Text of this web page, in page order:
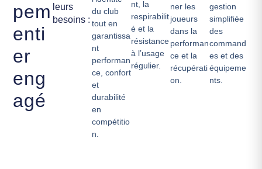
pem
enti
er
eng
agé
leurs
besoins :
du club
tout en
garantissa
nt
performan
ce, confort
et
durabilité
en
compétitio
n.
nt, la
respirabilit
é et la
résistance
à l’usage
régulier.
ner les
joueurs
dans la
performan
ce et la
récupérati
on.
gestion
simplifiée
des
command
es et des
équipeme
nts.